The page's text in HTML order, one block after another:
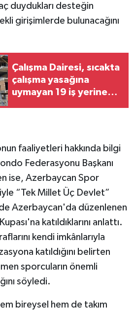
duydukları desteğin
girişimlerde bulunacağını
Çalışma Dairesi, sıcakta
çalışma yasağına
uymayan 19 iş yerine
faaliyetleri hakkında bilgi
Federasyonu Başkanı
ise, Azerbaycan Spor
“Tek Millet Üç Devlet”
Azerbaycan'da düzenlenen
katıldıklarını anlattı.
kendi imkânlarıyla
katıldığını belirten
sporcuların önemli
söyledi.
bireysel hem de takım